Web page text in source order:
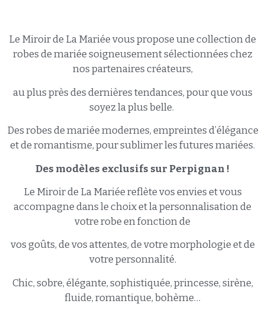
Le Miroir de La Mariée vous propose une collection de
robes de mariée soigneusement sélectionnées chez
nos partenaires créateurs,
au plus près des dernières tendances, pour que vous
soyez la plus belle.
Des robes de mariée modernes, empreintes d’élégance
et de romantisme, pour sublimer les futures mariées.
Des modèles exclusifs sur Perpignan !
Le Miroir de La Mariée reflète vos envies et vous
accompagne dans le choix et la personnalisation de
votre robe en fonction de
vos goûts, de vos attentes, de votre morphologie et de
votre personnalité.
Chic, sobre, élégante, sophistiquée, princesse, sirène,
fluide, romantique, bohème…